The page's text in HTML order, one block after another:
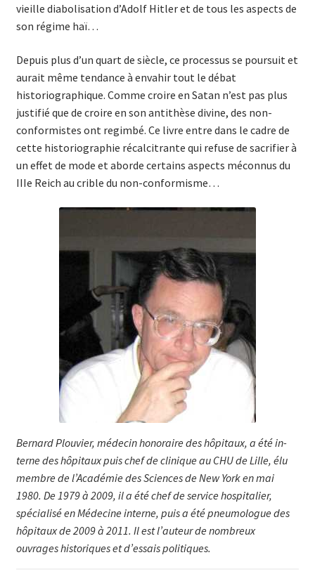
vieille diabolisation d’Adolf Hitler et de tous les aspects de
son régime haï…
Depuis plus d’un quart de siècle, ce processus se poursuit et
aurait même tendance à envahir tout le débat
historiographique. Comme croire en Satan n’est pas plus
justifié que de croire en son antithèse divine, des non-
conformistes ont regimbé. Ce livre entre dans le cadre de
cette historiographie récalcitrante qui refuse de sacrifier à
un effet de mode et aborde certains aspects méconnus du
IIIe Reich au crible du non-conformisme…
Bernard Plouvier, médecin honoraire des hôpi­taux, a été in­
ter­ne des hôpitaux puis chef de clinique au CHU de Lille, élu
mem­bre de l’Académie des Scien­ces de New York en mai
1980. De 1979 à 2009, il a été chef de service hospitalier,
spécialisé en Méde­cine interne, puis a été pneumologue des
hôpitaux de 2009 à 2011. Il est l’auteur de nombreux
ouvrages historiques et d’essais politiques.